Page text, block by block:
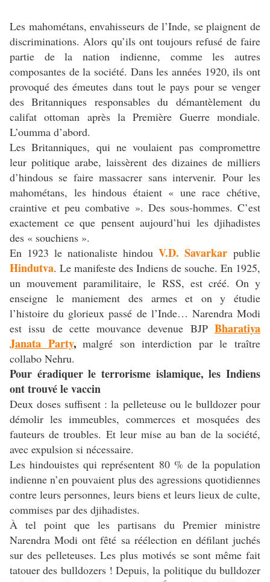
Les mahométans, envahisseurs de l’Inde, se plaignent de
discriminations. Alors qu’ils ont toujours refusé de faire
partie de la nation indienne, comme les autres
composantes de la société. Dans les années 1920, ils ont
provoqué des émeutes dans tout le pays pour se venger
des Britanniques responsables du démantèlement du
califat ottoman après la Première Guerre mondiale.
L’oumma d’abord.
Les Britanniques, qui ne voulaient pas compromettre
leur politique arabe, laissèrent des dizaines de milliers
d’hindous se faire massacrer sans intervenir. Pour les
mahométans, les hindous étaient « une race chétive,
craintive et peu combative ». Des sous-hommes. C’est
exactement ce que pensent aujourd’hui les djihadistes
des « souchiens ».
En 1923 le nationaliste hindou V.D. Savarkar publie
Hindutva. Le manifeste des Indiens de souche. En 1925,
un mouvement paramilitaire, le RSS, est créé. On y
enseigne le maniement des armes et on y étudie
l’histoire du glorieux passé de l’Inde… Narendra Modi
est issu de cette mouvance devenue BJP Bharatiya
Janata Party, malgré son interdiction par le traître
collabo Nehru.
Pour éradiquer le terrorisme islamique, les Indiens
ont trouvé le vaccin
Deux doses suffisent : la pelleteuse ou le bulldozer pour
démolir les immeubles, commerces et mosquées des
fauteurs de troubles. Et leur mise au ban de la société,
avec expulsion si nécessaire.
Les hindouistes qui représentent 80 % de la population
indienne n’en pouvaient plus des agressions quotidiennes
contre leurs personnes, leurs biens et leurs lieux de culte,
commises par des djihadistes.
À tel point que les partisans du Premier ministre
Narendra Modi ont fêté sa réélection en défilant juchés
sur des pelleteuses. Les plus motivés se sont même fait
tatouer des bulldozers ! Depuis, la politique du bulldozer